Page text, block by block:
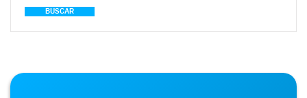
BUSCAR